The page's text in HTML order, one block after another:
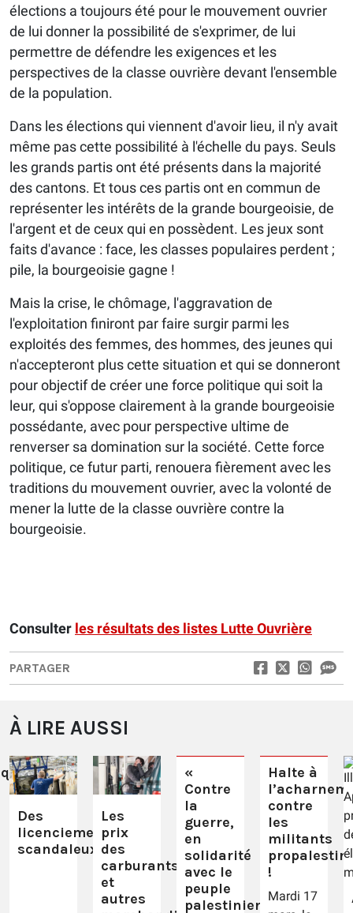
élections a toujours été pour le mouvement ouvrier
de lui donner la possibilité de s'exprimer, de lui
permettre de défendre les exigences et les
perspectives de la classe ouvrière devant l'ensemble
de la population.
Dans les élections qui viennent d'avoir lieu, il n'y avait
même pas cette possibilité à l'échelle du pays. Seuls
les grands partis ont été présents dans la majorité
des cantons. Et tous ces partis ont en commun de
représenter les intérêts de la grande bourgeoisie, de
l'argent et de ceux qui en possèdent. Les jeux sont
faits d'avance : face, les classes populaires perdent ;
pile, la bourgeoisie gagne !
Mais la crise, le chômage, l'aggravation de
l'exploitation finiront par faire surgir parmi les
exploités des femmes, des hommes, des jeunes qui
n'accepteront plus cette situation et qui se donneront
pour objectif de créer une force politique qui soit la
leur, qui s'oppose clairement à la grande bourgeoisie
possédante, avec pour perspective ultime de
renverser sa domination sur la société. Cette force
politique, ce futur parti, renouera fièrement avec les
traditions du mouvement ouvrier, avec la volonté de
mener la lutte de la classe ouvrière contre la
bourgeoisie.
Consulter les résultats des listes Lutte Ouvrière
PARTAGER
À LIRE AUSSI
Des
licenciements
scandaleux
Les
prix
des
carburants
et
autres
«
Contre
la
guerre,
en
solidarité
avec le
peuple
palestinien
Halte à
contre
les
militants
!
Mardi 17